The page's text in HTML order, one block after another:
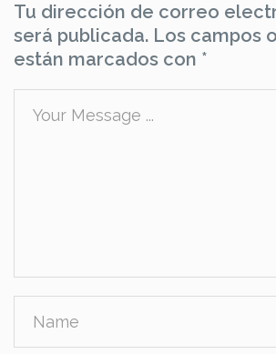
Tu dirección de correo
será publicada. Los campos
están marcados con *